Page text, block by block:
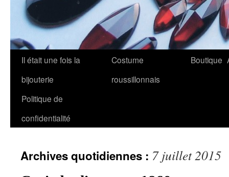
Il était une fois la
bijouterie
Costume
roussillonnais
Boutique
Politique de
confidentialité
Archives quotidiennes : 7 juillet 2015